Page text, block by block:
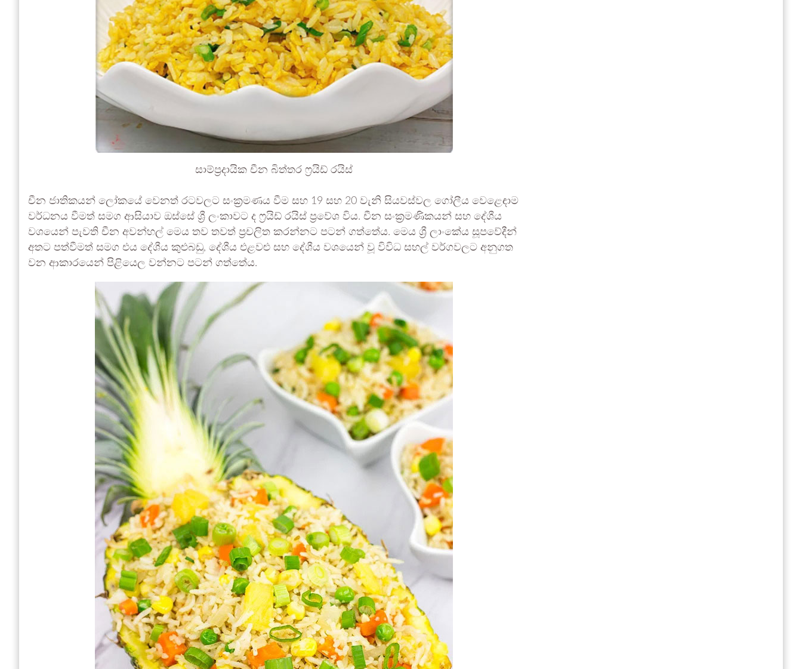
සාම්ප්‍රදායික චීන බිත්තර ෆ්‍රයිඩ් රයිස්
චීන ජාතිකයන් ලෝකයේ වෙනත් රටවලට සංක්‍රමණය වීම සහ 19 සහ 20 වැනි සියවස්වල ගෝලීය වෙළෙඳාම
වර්ධනය වීමත් සමග ආසියාව ඔස්සේ ශ්‍රී ලංකාවට ද ෆ්‍රයිඩ් රයිස් ප්‍රවේශ විය. චීන සංක්‍රමණිකයන් සහ දේශීය
වශයෙන් පැවති චීන අවන්හල් මෙය තව තවත් ප්‍රචලිත කරන්නට පටන් ගත්තේය. මෙය ශ්‍රී ලාංකේය සූපවේදීන්
අතට පත්වීමත් සමග එය දේශීය කුළුබඩු, දේශීය එළවළු සහ දේශීය වශයෙන් වූ විවිධ සහල් වර්ගවලට අනුගත
වන ආකාරයෙන් පිළියෙල වන්නට පටන් ගත්තේය.